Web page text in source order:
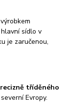
sídlo v
je zaručenou,
tříděného
Evropy.